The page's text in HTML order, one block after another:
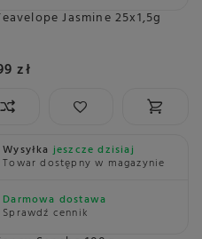
Jasmine 25x1,5g
zł
Wysyłkajeszcze dzisiaj
Towar dostępny w magazynie
Darmowa dostawa
Sprawdź cennik